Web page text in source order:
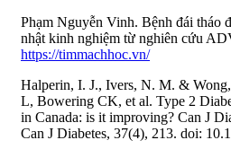
Phạm Nguyễn Vinh. Bệnh đái tháo
nhật kinh nghiệm từ nghiên cứu
https://timmachhoc.vn/
Halperin, I. J., Ivers, N. M. &
L, Bowering CK, et al. Type 2
in Canada: is it improving? Can J
Can J Diabetes, 37(4), 213. doi: